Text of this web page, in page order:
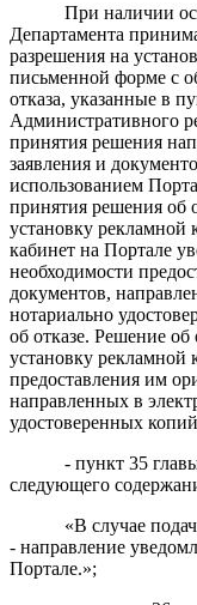
При наличии
Департамента
разрешения на
письменной форме с
отказа, указанные в
Административного
принятия решения
заявления и
использованием
принятия решения об
установку рекламной
кабинет на Портале
необходимости
документов,
нотариально
об отказе. Решение об
установку рекламной
предоставления им
направленных в
удостоверенных
- пункт35
следующего
«В случае
- направление
Портале.»;